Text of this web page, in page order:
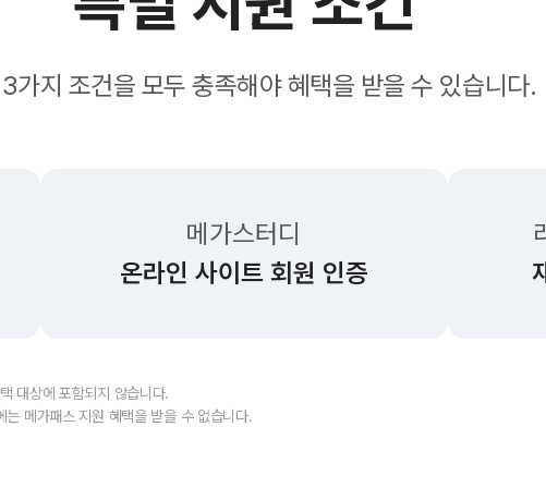
가지 조건을 모두 충족해야혜택을 받을 수 있습니다.
메가스터디
온라인 사이트 회원 인증
대상에 포함되지 않습니다.
는 메가패스 지원 혜택을 받을 수 없습니다.